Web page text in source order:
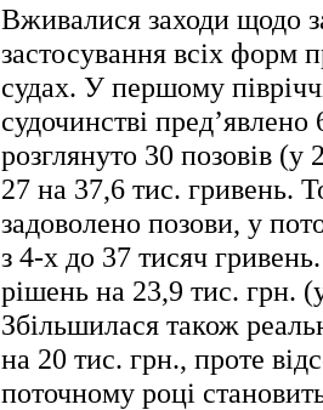
Вживалися заходи щодо
застосування всіх форм
судах. У першому
судочинстві
розглянуто 30 позовів
27 на 37,6 тис. гривень.
задоволено позови, у
з 4-х до 37 тисяч
рішень на 23,9 тис. грн.
Збільшилася також
на 20 тис. грн., проте
поточному році